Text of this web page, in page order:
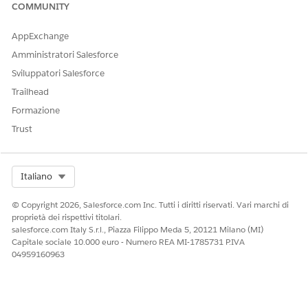
COMMUNITY
AppExchange
Amministratori Salesforce
Sviluppatori Salesforce
Trailhead
Formazione
Trust
Italiano
© Copyright 2026, Salesforce.com Inc. Tutti i diritti riservati. Vari marchi di
proprietà dei rispettivi titolari.
salesforce.com Italy S.r.l., Piazza Filippo Meda 5, 20121 Milano (MI)
Capitale sociale 10.000 euro - Numero REA MI-1785731 P.IVA
04959160963